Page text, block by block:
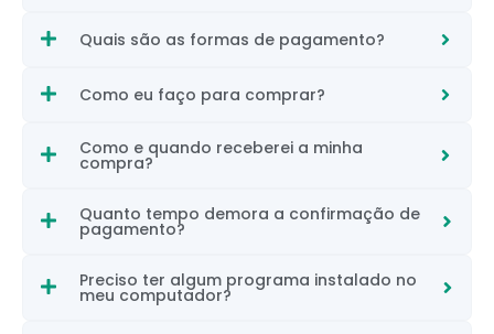
Quais são as formas de pagamento?
Como eu faço para comprar?
Como e quando receberei a minha
compra?
Quanto tempo demora a confirmação de
pagamento?
Preciso ter algum programa instalado no
meu computador?